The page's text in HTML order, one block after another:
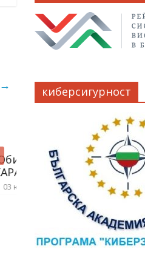
→
95 години ОУ ЛЮБЕН
киберсигурност